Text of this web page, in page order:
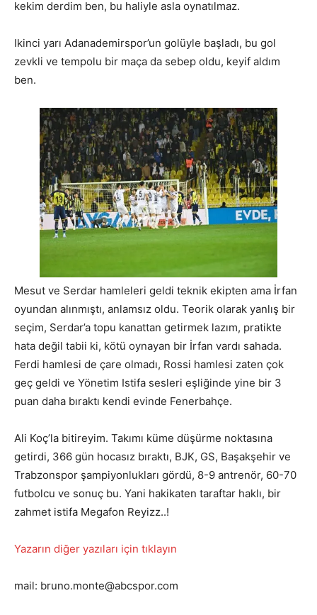
kekim derdim ben, bu haliyle asla oynatılmaz.
Ikinci yarı Adanademirspor’un golüyle başladı, bu gol
zevkli ve tempolu bir maça da sebep oldu, keyif aldım
ben.
Mesut ve Serdar hamleleri geldi teknik ekipten ama İrfan
oyundan alınmıştı, anlamsız oldu. Teorik olarak yanlış bir
seçim, Serdar’a topu kanattan getirmek lazım, pratikte
hata değil tabii ki, kötü oynayan bir İrfan vardı sahada.
Ferdi hamlesi de çare olmadı, Rossi hamlesi zaten çok
geç geldi ve Yönetim Istifa sesleri eşliğinde yine bir 3
puan daha bıraktı kendi evinde Fenerbahçe.
Ali Koç’la bitireyim. Takımı küme düşürme noktasına
getirdi, 366 gün hocasız bıraktı, BJK, GS, Başakşehir ve
Trabzonspor şampiyonlukları gördü, 8-9 antrenör, 60-70
futbolcu ve sonuç bu. Yani hakikaten taraftar haklı, bir
zahmet istifa Megafon Reyizz..!
Yazarın diğer yazıları için tıklayın
mail: bruno.monte@abcspor.com